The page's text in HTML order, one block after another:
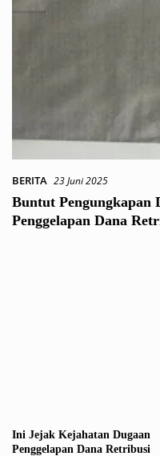
BERITA 23 Juni 2025
Buntut Pengungkapan
Penggelapan Dana
Ini Jejak Kejahatan Dugaan
Penggelapan Dana Retribusi